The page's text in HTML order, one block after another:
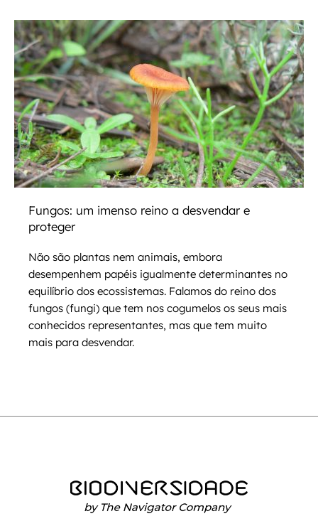
Fungos: um imenso reino a desvendar e
proteger
Não são plantas nem animais, embora
desempenhem papéis igualmente determinantes no
equilíbrio dos ecossistemas. Falamos do reino dos
fungos (fungi) que tem nos cogumelos os seus mais
conhecidos representantes, mas que tem muito
mais para desvendar.